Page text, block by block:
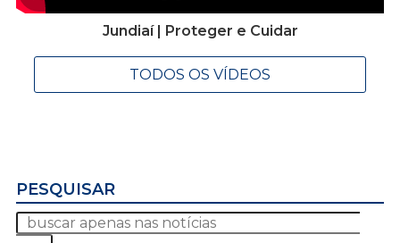
Jundiaí | Proteger e Cuidar
TODOS OS VÍDEOS
PESQUISAR